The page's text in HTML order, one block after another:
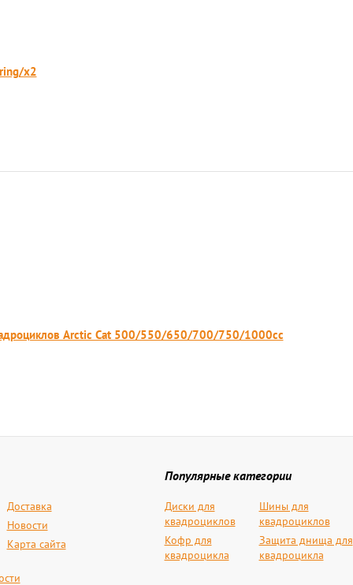
x2
Arctic Cat 500/550/650/700/750/1000cc
Доставка
Новости
Карта сайта
Популярные категории
Диски для
квадроциклов
Шины для
квадроциклов
Кофр для
квадроцикла
Защита днища для
квадроцикла